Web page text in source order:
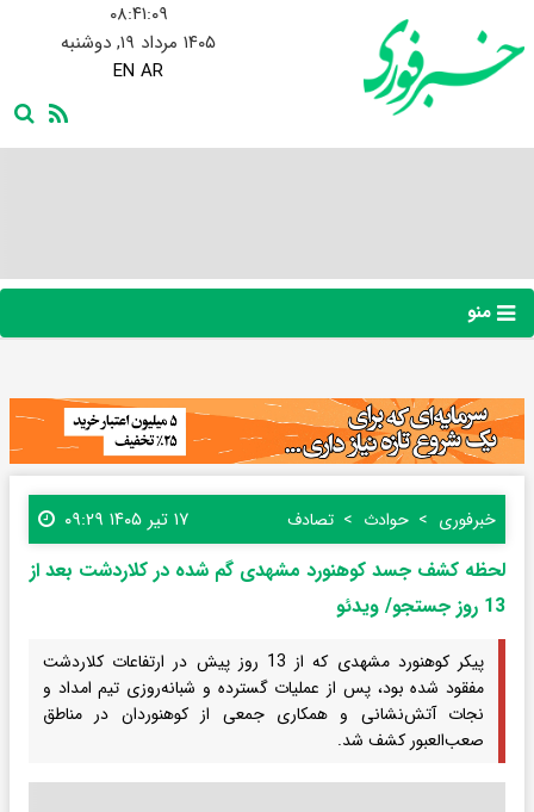
۰۸:۴۱:۱۰
۱۴۰۵ مرداد ۱۹, دوشنبه
EN AR
منو
خبرفوری حوادث تصادف ۱۷ تیر ۱۴۰۵ ۰۹:۲۹
لحظه کشف جسد کوهنورد مشهدی گم شده در کلاردشت بعد از
13 روز جستجو/ ویدئو
پیکر کوهنورد مشهدی که از 13 روز پیش در ارتفاعات کلاردشت
مفقود شده بود، پس از عملیات گسترده و شبانه‌روزی تیم امداد و
نجات آتش‌نشانی و همکاری جمعی از کوهنوردان در مناطق
صعب‌العبور کشف شد.